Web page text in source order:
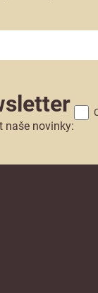
naše novinky: